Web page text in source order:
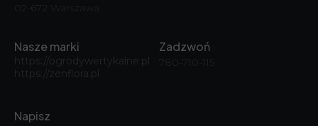
02-672 Warszawa
Nasze marki
https://ogrodywertykalne.pl
https://zenflora.pl
Zadzwoń
780-710-115
Napisz